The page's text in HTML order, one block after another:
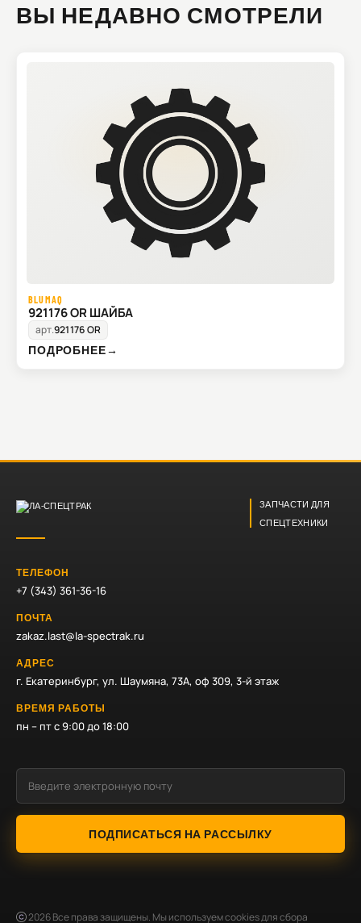
ВЫ НЕДАВНО СМОТРЕЛИ
BLUMAQ
921176 OR ШАЙБА
арт.921176 OR
ПОДРОБНЕЕ→
ЗАПЧАСТИ ДЛЯ
СПЕЦТЕХНИКИ
ТЕЛЕФОН
+7 (343) 361-36-16
ПОЧТА
zakaz.last@la-spectrak.ru
АДРЕС
г. Екатеринбург, ул. Шаумяна, 73А, оф 309, 3-й этаж
ВРЕМЯ РАБОТЫ
пн – пт с 9:00 до 18:00
ПОДПИСАТЬСЯ НА РАССЫЛКУ
2026Все права защищены. Мы используем cookies для сбора